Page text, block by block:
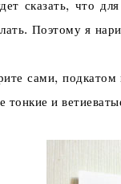
сказать, что для
Поэтому я
сами, подкатом
тонкие и